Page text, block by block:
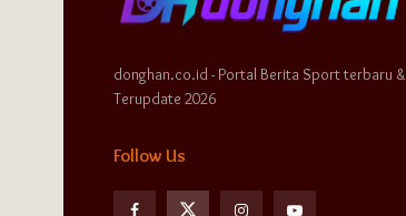
donghan.co.id - Portal Berita Sport terbaru &
Terupdate 2026
Follow Us